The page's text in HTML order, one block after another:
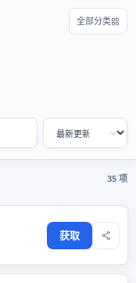
全部分类
35 项
获取